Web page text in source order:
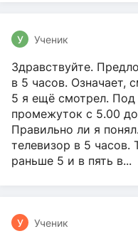
У Ученик
Здравствуйте.
в 5 часов. Означает,
5 я ещё смотрел. Под
промежуток с 5.00
Правильно ли я
телевизор в 5 часов.
раньше 5 и в пять в...
У Ученик